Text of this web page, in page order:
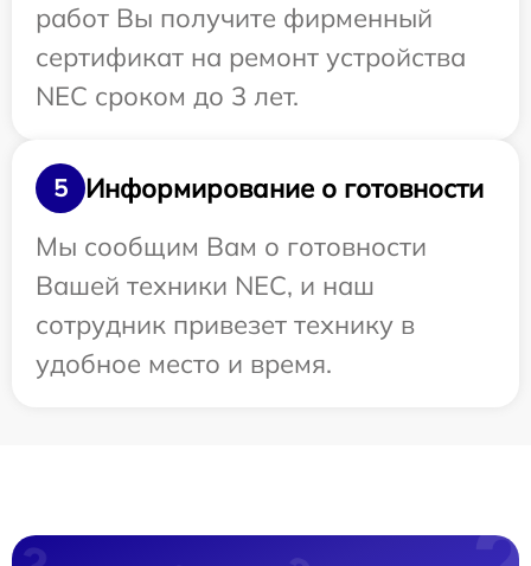
работ Вы получите фирменный
сертификат на ремонт устройства
NEC сроком до 3 лет.
5
Информирование о готовности
Мы сообщим Вам о готовности
Вашей техники NEC, и наш
сотрудник привезет технику в
удобное место и время.